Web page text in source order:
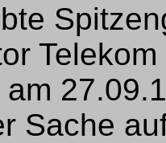
Sache